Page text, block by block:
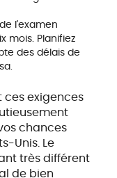
l'examen
mois. Planifiez
des délais de
ces exigences
chances
Unis. Le
très différent
de bien